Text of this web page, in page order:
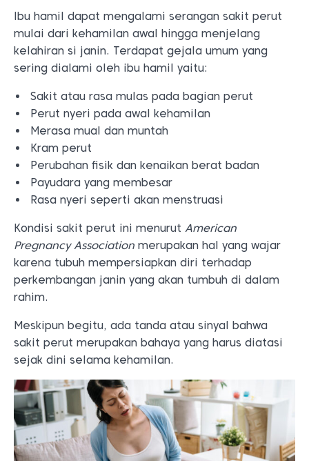
Ibu hamil dapat mengalami serangan sakit perut
mulai dari kehamilan awal hingga menjelang
kelahiran si janin. Terdapat gejala umum yang
sering dialami oleh ibu hamil yaitu:
Sakit atau rasa mulas pada bagian perut
Perut nyeri pada awal kehamilan
Merasa mual dan muntah
Kram perut
Perubahan fisik dan kenaikan berat badan
Payudara yang membesar
Rasa nyeri seperti akan menstruasi
Kondisi sakit perut ini menurut American
Pregnancy Association merupakan hal yang wajar
karena tubuh mempersiapkan diri terhadap
perkembangan janin yang akan tumbuh di dalam
rahim.
Meskipun begitu, ada tanda atau sinyal bahwa
sakit perut merupakan bahaya yang harus diatasi
sejak dini selama kehamilan.